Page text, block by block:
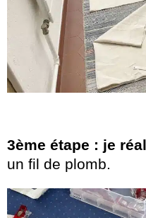
3ème étape : je
un fil de plomb.